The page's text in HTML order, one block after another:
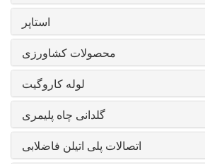
استاپر
محصولات کشاورزی
لوله کاروگیت
گلدانی چاه پلیمری
اتصالات پلی اتیلن فاضلابی